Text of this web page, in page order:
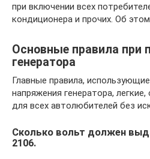
при включении всех
кондиционера и прочих. Об
Основные правила при
генератора
Главные правила,
напряжения генератора,
для всех автолюбителей без
Сколько вольт должен
2106.